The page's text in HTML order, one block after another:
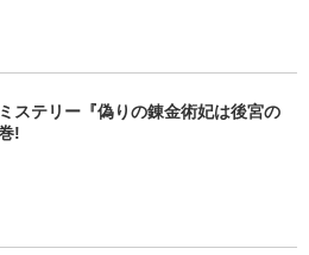
ステリー『偽りの錬金術妃は後宮の
!